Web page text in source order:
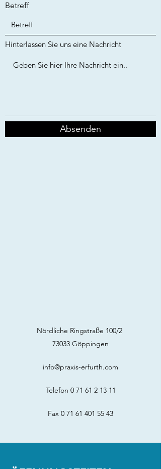
Betreff
Hinterlassen Sie uns eine Nachricht
Absenden
Nördliche Ringstraße 100/2
73033 Göppingen
info@praxis-erfurth.com
Telefon 0 71 61 2 13 11
Fax 0 71 61 401 55 43